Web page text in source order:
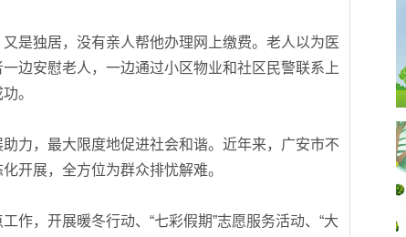
独居，没有亲人帮他办理网上缴费。老人以为医
边安慰老人，一边通过小区物业和社区民警联系上
。
，最大限度地促进社会和谐。近年来，广安市不
开展，全方位为群众排忧解难。
，开展暖冬行动、“七彩假期”志愿服务活动、“大